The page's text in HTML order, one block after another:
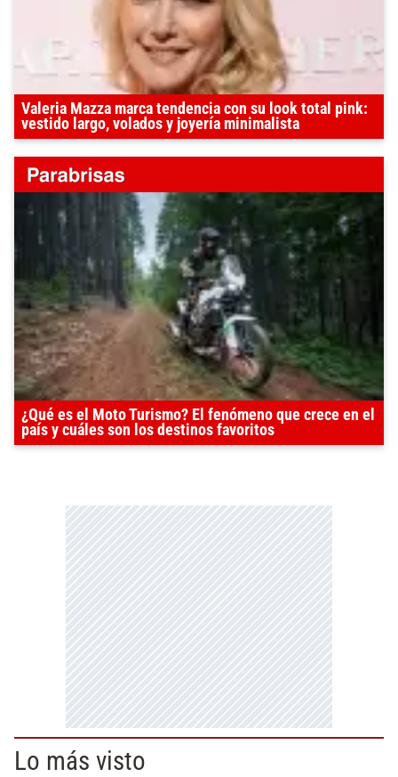
Valeria Mazza marca tendencia con su look total pink:
vestido largo, volados y joyería minimalista
¿Qué es el Moto Turismo? El fenómeno que crece en el
país y cuáles son los destinos favoritos
Lo más visto